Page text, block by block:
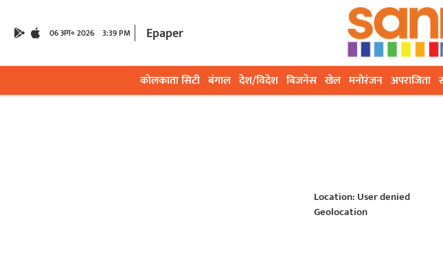
06 अग॰ 2026 3:39 PM Epaper
कोलकाता सिटी बंगाल देश/विदेश बिजनेस खेल मनोरंजन अपराजिता
Location: User denied
Geolocation